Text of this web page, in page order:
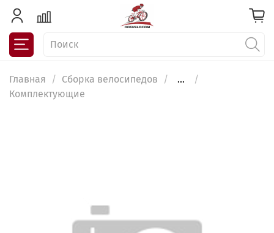
Главная Сборка велосипедов
...
Комплектующие